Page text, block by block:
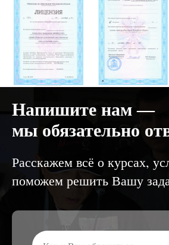
Напишите нам —
мы обязательно
Расскажем всё о курсах,
поможем решить Вашу